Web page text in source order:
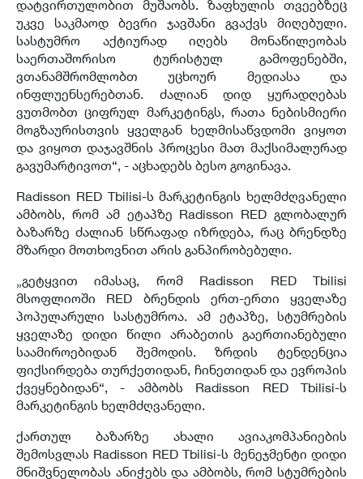
დატვირთულობით მუშაობს. ზაფხულის თვეებზეც
უკვე საკმაოდ ბევრი ჯავშანი გვაქვს მიღებული.
სასტუმრო აქტიურად იღებს მონაწილეობას
საერთაშორისო ტურისტულ გამოფენებში,
ვთანამშრომლობთ უცხოურ მედიასა და
ინფლუენსერებთან. ძალიან დიდ ყურადღებას
ვუთმობთ ციფრულ მარკეტინგს, რათა ნებისმიერი
მოგზაურისთვის ყველგან ხელმისაწვდომი ვიყოთ
და ვიყოთ დაჯავშნის პროცესი მათ მაქსიმალურად
გავუმარტივოთ“, - აცხადებს ბესო გოგინავა.
Radisson RED Tbilisi-ს მარკეტინგის ხელმძღვანელი
ამბობს, რომ ამ ეტაპზე Radisson RED გლობალურ
ბაზარზე ძალიან სწრაფად იზრდება, რაც ბრენდზე
მზარდი მოთხოვნით არის განპირობებული.
„გეტყვით იმასაც, რომ Radisson RED Tbilisi
მსოფლიოში RED ბრენდის ერთ-ერთი ყველაზე
პოპულარული სასტუმროა. ამ ეტაპზე, სტუმრების
ყველაზე დიდი წილი არაბეთის გაერთიანებული
საამიროებიდან შემოდის. ზრდის ტენდენცია
ფიქსირდება თურქეთიდან, ჩინეთიდან და ევროპის
ქვეყნებიდან“, - ამბობს Radisson RED Tbilisi-ს
მარკეტინგის ხელმძღვანელი.
ქართულ ბაზარზე ახალი ავიაკომპანიების
შემოსვლას Radisson RED Tbilisi-ს მენეჯმენტი დიდი
მნიშვნელობას ანიჭებს და ამბობს, რომ სტუმრების